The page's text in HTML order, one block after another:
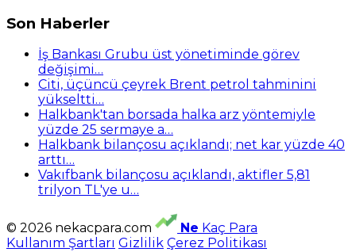
Son Haberler
İş Bankası Grubu üst yönetiminde görev
değişimi…
Citi, üçüncü çeyrek Brent petrol tahminini
yükseltti…
Halkbank'tan borsada halka arz yöntemiyle
yüzde 25 sermaye a…
Halkbank bilançosu açıklandı; net kar yüzde 40
arttı…
Vakıfbank bilançosu açıklandı, aktifler 5,81
trilyon TL'ye u…
© 2026 nekacpara.com Ne Kaç Para
Kullanım Şartları Gizlilik Çerez Politikası